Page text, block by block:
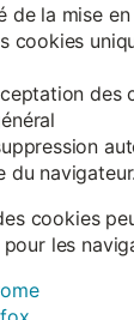
de la mise
cookies
des
du navigateur.
cookies
pour les